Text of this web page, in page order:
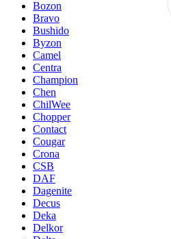
Bozon
Bravo
Bushido
Byzon
Camel
Centra
Champion
Chen
ChilWee
Chopper
Contact
Cougar
Crona
CSB
DAF
Dagenite
Decus
Deka
Delkor